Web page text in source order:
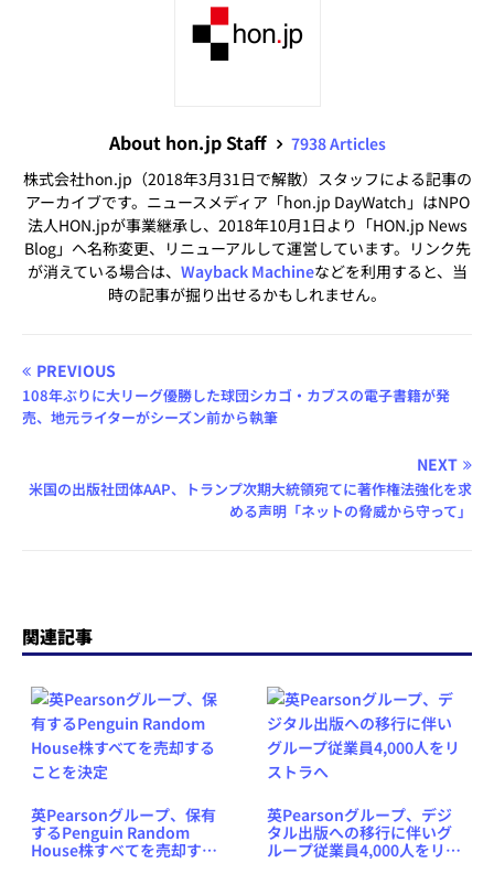
About hon.jp Staff
7938 Articles
株式会社hon.jp（2018年3月31日で解散）スタッフによる記事の
アーカイブです。ニュースメディア「hon.jp DayWatch」はNPO
法人HON.jpが事業継承し、2018年10月1日より「HON.jp News
Blog」へ名称変更、リニューアルして運営しています。リンク先
が消えている場合は、 Wayback Machineなどを利用すると、当
時の記事が掘り出せるかもしれません。
PREVIOUS
108年ぶりに大リーグ優勝した球団シカゴ・カブスの電子書籍が発
売、地元ライターがシーズン前から執筆
NEXT
米国の出版社団体AAP、トランプ次期大統領宛てに著作権法強化を求
める声明「ネットの脅威から守って」
関連記事
英Pearsonグループ、保有
するPenguin Random
House株すべてを売却する
英Pearsonグループ、デジ
タル出版への移行に伴いグ
ループ従業員4,000人をリス